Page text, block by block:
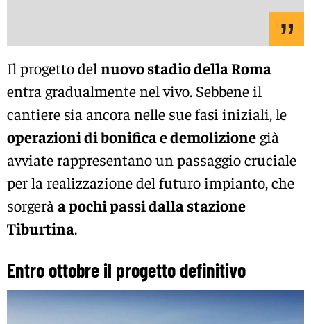
Il progetto del nuovo stadio della Roma
entra gradualmente nel vivo. Sebbene il
cantiere sia ancora nelle sue fasi iniziali, le
operazioni di bonifica e demolizionegià
avviate rappresentano un passaggio cruciale
per la realizzazione del futuro impianto, che
sorgerà a pochi passi dalla stazione
Tiburtina.
Entro ottobre il progetto definitivo